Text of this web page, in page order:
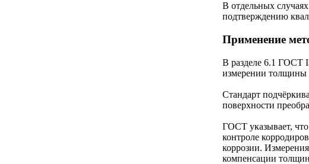
В отдельных
подтверждению
Применение
В разделе 6.1 ГОСТ
измерении толщины
Стандарт
поверхности
ГОСТ указывает,
контроле
коррозии.
компенсации